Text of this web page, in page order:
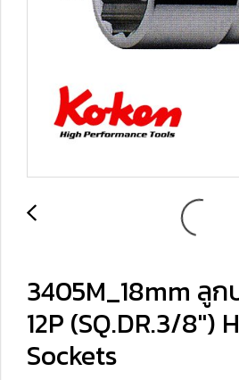
3405M_18mm ลู
12P (SQ.DR.3/8")
Sockets